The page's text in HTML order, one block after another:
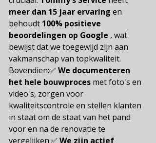
meer dan 15 jaar ervaring en
behoudt 100% positieve
beoordelingen op Google , wat
bewijst dat we toegewijd zijn aan
vakmanschap van topkwaliteit.
Bovendien:✅ We documenteren
het hele bouwproces met foto's en
video's, zorgen voor
kwaliteitscontrole en stellen klanten
in staat om de staat van het pand
voor en na de renovatie te
vergelijken.✅ We zijn actief